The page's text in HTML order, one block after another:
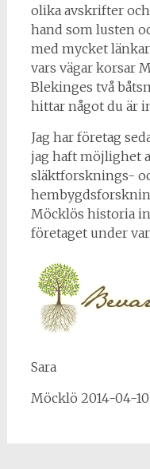
olika avskrifter
hand som lusten
med mycket
vars vägar korsar
Blekinges två
hittar något du är
Jag har företag
jag haft möjlighet
släktforsknings-
Möcklös historia
företaget under
Sara
Möcklö 2014-04-10